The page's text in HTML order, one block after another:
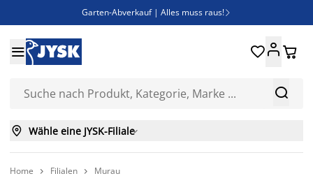
Garten-Abverkauf | Alles muss raus! 
Bist du Unternehmer? Entdecke JYSK-B2B
Esszimmerstuhl ADSLEV um nur 40€


 
 Wähle eine JYSK-Filiale
Home  Filialen  Murau